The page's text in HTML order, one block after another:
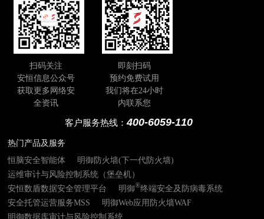
扫码关注
安恒信息公众号
获取更多网络安
全资讯
即刻扫码
预约免费试用
我们将在24小时
内联系您
客户服务热线：400-6059-110
热门产品及服务
恒脑安全智能体
明御防火墙(下一代防火墙)
运维审计与风险控制系统（堡垒机）
安恒数盾数据安全管理平台
明御®终端安全及防病毒系统
安全托管运营服务MSS
明御Web应用防火墙WAF
明御数据库审计与风险控制系统